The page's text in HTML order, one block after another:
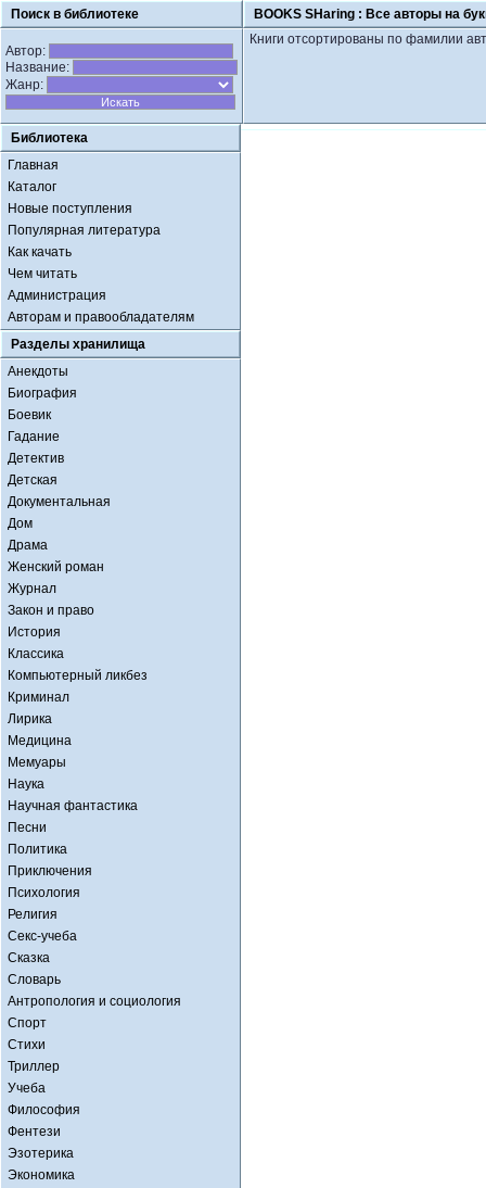
Поиск в библиотеке BOOKS SHaring : Все авторы на
Автор:
Название:
Жанр:
Книги отсортированы по фамилии
Библиотека
Главная
Каталог
Новые поступления
Популярная литература
Как качать
Чем читать
Администрация
Авторам и правообладателям
Разделы хранилища
Анекдоты
Биография
Боевик
Гадание
Детектив
Детская
Документальная
Дом
Драма
Женский роман
Журнал
Закон и право
История
Классика
Компьютерный ликбез
Криминал
Лирика
Медицина
Мемуары
Наука
Научная фантастика
Песни
Политика
Приключения
Психология
Религия
Секс-учеба
Сказка
Словарь
Антропология и социология
Спорт
Стихи
Триллер
Учеба
Философия
Фентези
Эзотерика
Экономика